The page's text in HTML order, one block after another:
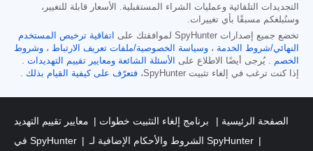
التجديدات التلقائية وعمليات الشراء المستقبلية. الأسعار قابلة للتغيير،
وسنُبلغكم مسبقًا بأي تغييرات.
تخضع جميع إصدارات SpyHunter لموافقتك على
اتفاقية ترخيص المستخدم
النهائي/شروط الخدمة ، وسياسة الخصوصية/ملفات تعريف الارتباط ، وشروط
الخصم
. يُرجى أيضًا الاطلاع على الأسئلة الشائعة ومعايير تقييم التهديدات
إذا كنت ترغب في إلغاء تثبيت SpyHunter،
فتعرّف على كيفية القيام بذلك
الصفحة الرئيسية برنامج إلغاء التثبيت خطوات
معايير تقييم التهديد
في SpyHunter
الشروط والأحكام الإضافية لـ SpyHunter